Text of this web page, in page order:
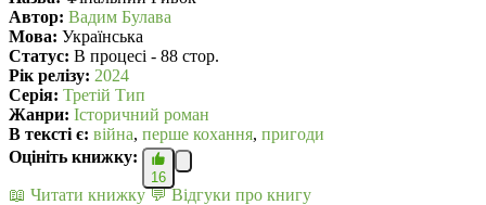
Автор: Вадим Булава
Мова: Українська
Статус: В процесі - 88 стор.
Рік релізу: 2024
Серія: Третій Тип
Жанри: Історичний роман
В текcті є: війна, перше кохання, пригоди
Оцініть книжку:
16
📖 Читати книжку 💬 Відгуки про книгу